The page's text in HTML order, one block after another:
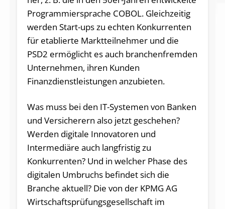
Programmiersprache COBOL. Gleichzeitig
werden Start-ups zu echten Konkurrenten
für etablierte Marktteilnehmer und die
PSD2 ermöglicht es auch branchenfremden
Unternehmen, ihren Kunden
Finanzdienstleistungen anzubieten.
Was muss bei den IT-Systemen von Banken
und Versicherern also jetzt geschehen?
Werden digitale Innovatoren und
Intermediäre auch langfristig zu
Konkurrenten? Und in welcher Phase des
digitalen Umbruchs befindet sich die
Branche aktuell? Die von der KPMG AG
Wirtschaftsprüfungsgesellschaft im